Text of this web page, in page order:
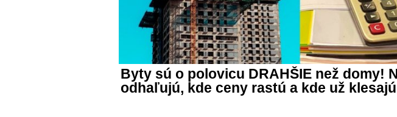
Byty sú o polovicu DRAHŠIE než domy!
odhaľujú, kde ceny rastú a kde už klesajú